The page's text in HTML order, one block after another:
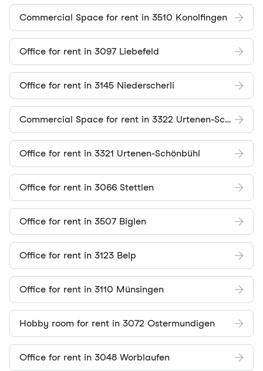
Commercial Space for rent in 3510 Konolfingen
Office for rent in 3097 Liebefeld
Office for rent in 3145 Niederscherli
Commercial Space for rent in 3322 Urtenen-Schönbühl
Office for rent in 3321 Urtenen-Schönbühl
Office for rent in 3066 Stettlen
Office for rent in 3507 Biglen
Office for rent in 3123 Belp
Office for rent in 3110 Münsingen
Hobby room for rent in 3072 Ostermundigen
Office for rent in 3048 Worblaufen